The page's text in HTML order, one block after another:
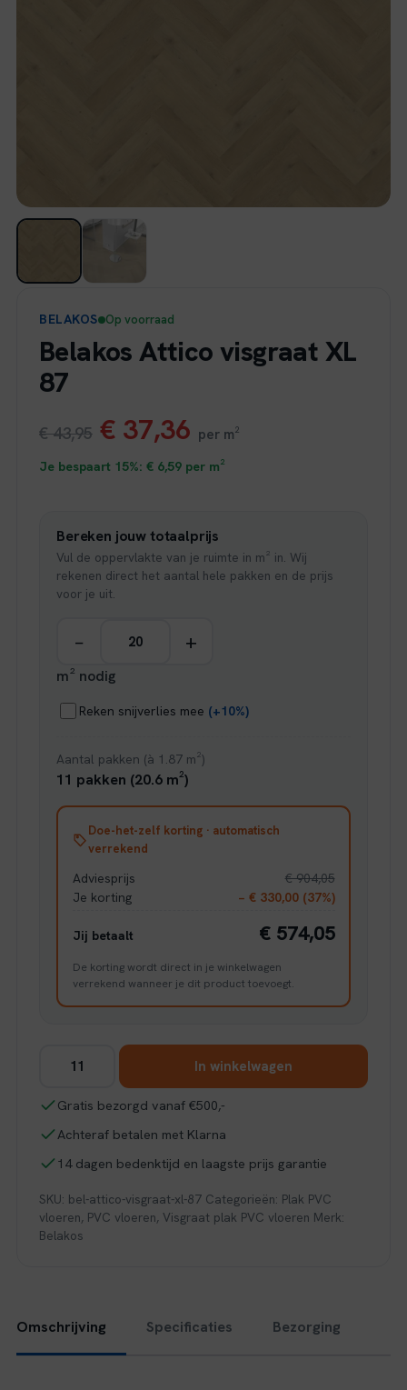
BELAKOS Op voorraad
Belakos Attico visgraat XL
87
€43,95 Oorspronkelijke
prijs
€ 43,95.
€ 37,36 Huidige
prijs
€ 37,36.
per m²
Je bespaart 15%: € 6,59 per m²
Bereken jouw totaalprijs
Vul de oppervlakte van je ruimte in m² in. Wij
rekenen direct het aantal hele pakken en de prijs
voor je uit.
− +
m² nodig
Reken snijverlies mee (+10%)
Aantal pakken (à 1.87 m²)
11 pakken (20.6 m²)
Doe-het-zelf korting · automatisch
verrekend
Adviesprijs
€ 904,05
Je korting
− € 330,00 (37%)
Jij betaalt € 574,05
De korting wordt direct in je winkelwagen
verrekend wanneer je dit product toevoegt.
visgraat
87
aantal
In winkelwagen
Gratis bezorgd vanaf €500,-
Achteraf betalen met Klarna
14 dagen bedenktijd en laagste prijs garantie
SKU: bel-attico-visgraat-xl-87 Categorieën: Plak PVC
vloeren, PVC vloeren, Visgraat plak PVC vloeren Merk:
Belakos
Omschrijving Specificaties Bezorging